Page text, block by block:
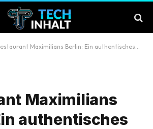
Maximilians Berlin: Ein authentisches bayerisches Erlebnis im Herzen der Hauptstadt
Maximilians
authentisches